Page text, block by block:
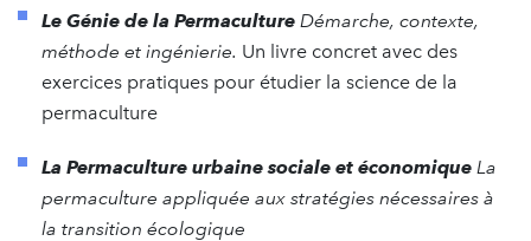
Le Génie de la Permaculture Démarche, contexte,
méthode et ingénierie. Un livre concret avec des
exercices pratiques pour étudier la science de la
permaculture
La Permaculture urbaine sociale et économique La
permaculture appliquée aux stratégies nécessaires à
la transition écologique